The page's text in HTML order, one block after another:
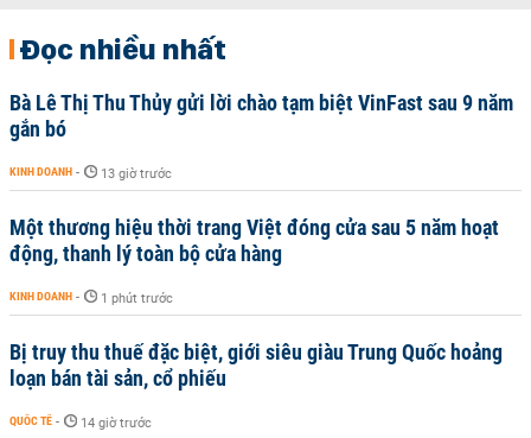
Đọc nhiều nhất
Bà Lê Thị Thu Thủy gửi lời chào tạm biệt VinFast sau 9 năm
gắn bó
KINH DOANH - 13 giờ trước
Một thương hiệu thời trang Việt đóng cửa sau 5 năm hoạt
động, thanh lý toàn bộ cửa hàng
KINH DOANH - 1 phút trước
Bị truy thu thuế đặc biệt, giới siêu giàu Trung Quốc hoảng
loạn bán tài sản, cổ phiếu
QUỐC TẾ - 14 giờ trước